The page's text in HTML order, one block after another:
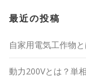
最近の投稿
自家用電気工作物
動力200Vとは？単